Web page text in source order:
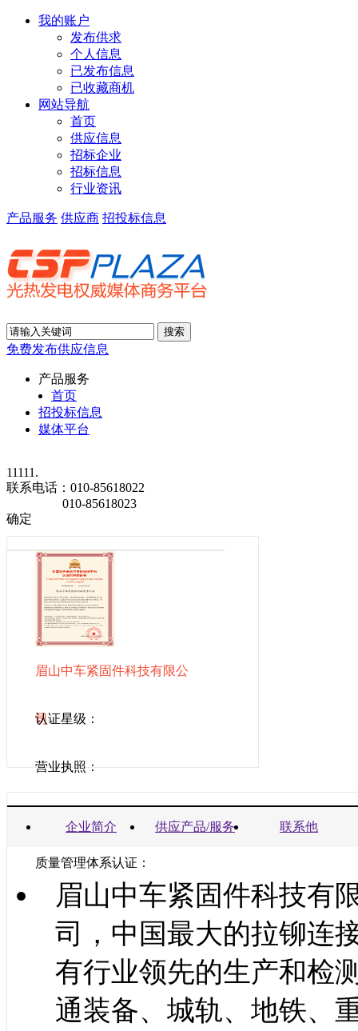
我的账户
发布供求
个人信息
已发布信息
已收藏商机
网站导航
首页
供应信息
招标企业
招标信息
行业资讯
产品服务 供应商 招投标信息
免费发布供应信息
产品服务
首页
招投标信息
媒体平台
11111.
联系电话： 010-85618022
010-85618023
确定
眉山中车紧固件科技有限公
司
认证星级：
营业执照：
质量管理体系认证：
企业简介 供应产品/服务 联系他
眉山中车紧固件科技有
司，中国最大的拉铆连
有行业领先的生产和检
通装备、城轨、地铁、